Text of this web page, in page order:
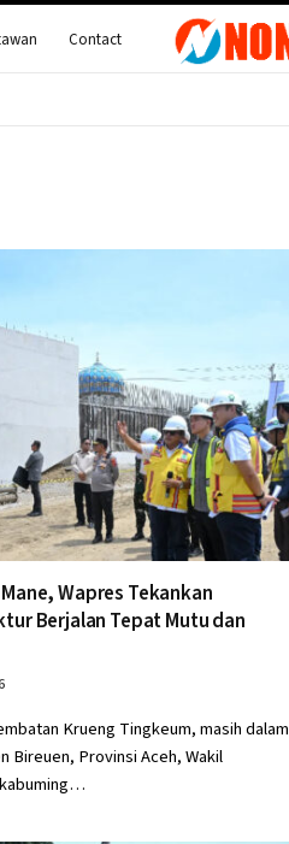
Contact
Wapres Tekankan
Berjalan Tepat Mutu dan
Krueng Tingkeum, masih dalam
Bireuen, Provinsi Aceh, Wakil